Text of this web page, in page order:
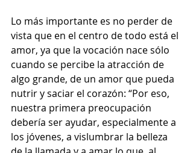
Lo más importante es no perder de
vista que en el centro de todo está el
amor, ya que la vocación nace sólo
cuando se percibe la atracción de
algo grande, de un amor que pueda
nutrir y saciar el corazón: “Por eso,
nuestra primera preocupación
debería ser ayudar, especialmente a
los jóvenes, a vislumbrar la belleza